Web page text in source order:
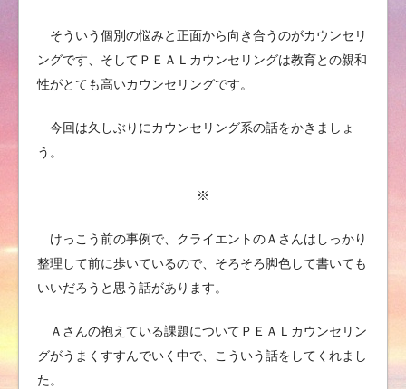
そういう個別の悩みと正面から向き合うのがカウンセリ
ングです、そしてＰＥＡＬカウンセリングは教育との親和
性がとても高いカウンセリングです。
今回は久しぶりにカウンセリング系の話をかきましょ
う。
※
けっこう前の事例で、クライエントのＡさんはしっかり
整理して前に歩いているので、そろそろ脚色して書いても
いいだろうと思う話があります。
Ａさんの抱えている課題についてＰＥＡＬカウンセリン
グがうまくすすんでいく中で、こういう話をしてくれまし
た。